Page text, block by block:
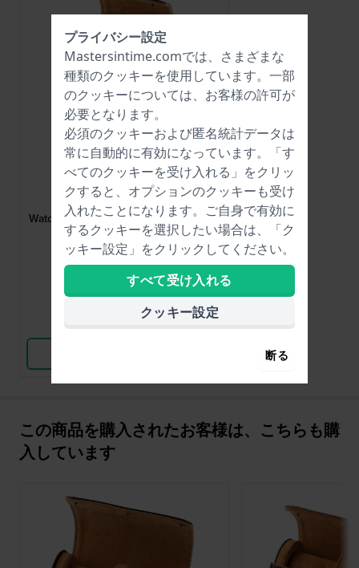
HWG
WATCHROLL-ONE
Watchroll One 時計1本用トラベルウォ
ッチロール
$22.-
● 在庫あり
比較
この商品を購入されたお客様は、こちらも購
入しています
プライバシー設定
Mastersintime.comでは、さまざまな
種類のクッキーを使用しています。一部
のクッキーについては、お客様の許可が
必要となります。
必須のクッキーおよび匿名統計データは
常に自動的に有効になっています。「す
べてのクッキーを受け入れる」をクリッ
クすると、オプションのクッキーも受け
入れたことになります。ご自身で有効に
するクッキーを選択したい場合は、「ク
ッキー設定」をクリックしてください。
すべて受け入れる
クッキー設定
断る